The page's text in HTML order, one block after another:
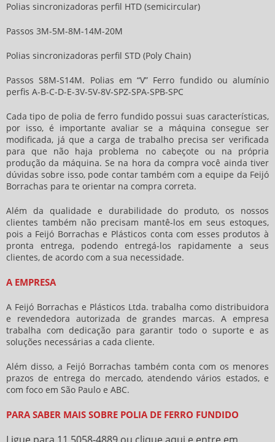
Polias sincronizadoras perfil HTD (semicircular)
Passos 3M-5M-8M-14M-20M
Polias sincronizadoras perfil STD (Poly Chain)
Passos S8M-S14M. Polias em “V” Ferro fundido ou alumínio
perfis A-B-C-D-E-3V-5V-8V-SPZ-SPA-SPB-SPC
Cada tipo de polia de ferro fundidopossui suas características,
por isso, é importante avaliar se a máquina consegue ser
modificada, já que a carga de trabalho precisa ser verificada
para que não haja problema no cabeçote ou na própria
produção da máquina. Se na hora da compra você ainda tiver
dúvidas sobre isso, pode contar também com a equipe da Feijó
Borrachas para te orientar na compra correta.
Além da qualidade e durabilidade do produto, os nossos
clientes também não precisam mantê-los em seus estoques,
pois a Feijó Borrachas e Plásticos conta com esses produtos à
pronta entrega, podendo entregá-los rapidamente a seus
clientes, de acordo com a sua necessidade.
A EMPRESA
A Feijó Borrachas e Plásticos Ltda. trabalha como distribuidora
e revendedora autorizada de grandes marcas. A empresa
trabalha com dedicação para garantir todo o suporte e as
soluções necessárias a cada cliente.
Além disso, a Feijó Borrachas também conta com os menores
prazos de entrega do mercado, atendendo vários estados, e
com foco em São Paulo e ABC.
PARA SABER MAIS SOBRE POLIA DE FERRO FUNDIDO